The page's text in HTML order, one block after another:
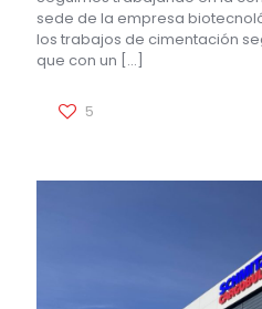
sede de la empresa
los trabajos de cimentación
que con un […]
5